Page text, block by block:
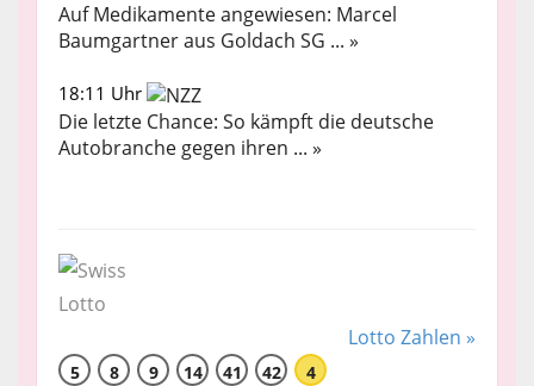
Auf Medikamente angewiesen: Marcel
Baumgartner aus Goldach SG ... »
18:11 Uhr
Die letzte Chance: So kämpft die deutsche
Autobranche gegen ihren ... »
Lotto Zahlen »
5 8 9 14 41 42 4